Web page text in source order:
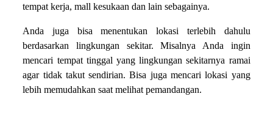
tempat kerja, mall kesukaan dan lain sebagainya.
Anda juga bisa menentukan lokasi terlebih dahulu
berdasarkan lingkungan sekitar. Misalnya Anda ingin
mencari tempat tinggal yang lingkungan sekitarnya ramai
agar tidak takut sendirian. Bisa juga mencari lokasi yang
lebih memudahkan saat melihat pemandangan.